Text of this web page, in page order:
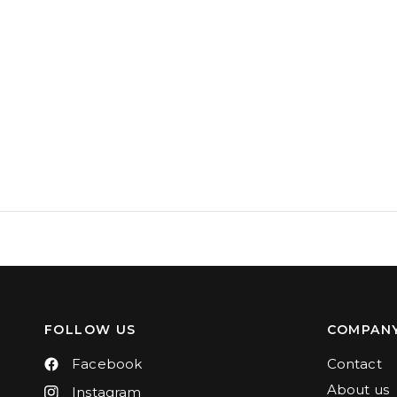
FOLLOW US
Facebook
Instagram
Contact
About us